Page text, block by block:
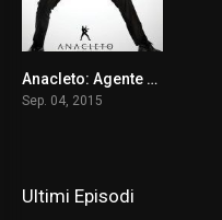
6.1Anacleto: Agente segreto
Sep. 04, 2015
Ultimi Episodi